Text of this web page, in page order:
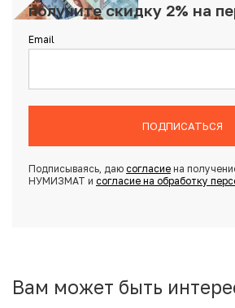
получите скидку 2% на
Email
ПОДПИСАТЬСЯ
Подписываясь, даю согласиена
НУМИЗМАТ и согласие на обработку
Вам может быть